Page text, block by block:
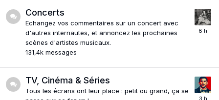
Concerts
Echangez vos commentaires sur un concert avec
d'autres internautes, et annoncez les prochaines
scènes d'artistes musicaux.
131,4k messages
TV, Cinéma & Séries
Tous les écrans ont leur place : petit ou grand, ça se